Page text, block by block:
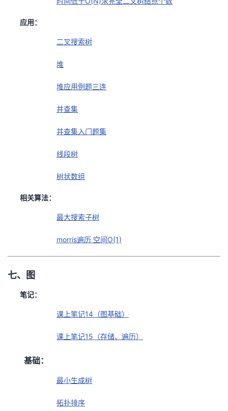
应用：
二叉搜索树
堆
堆应用例题三连
并查集
并查集入门题集
线段树
树状数组
相关算法：
最大搜索子树
morris遍历 空间O(1)
七、图
笔记：
课上笔记14（图基础）
课上笔记15（存储、遍历）
基础：
最小生成树
拓扑排序